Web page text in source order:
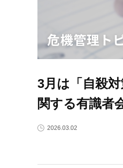
危機管理ト
3月は「自殺
関する有識者
2026.03.02